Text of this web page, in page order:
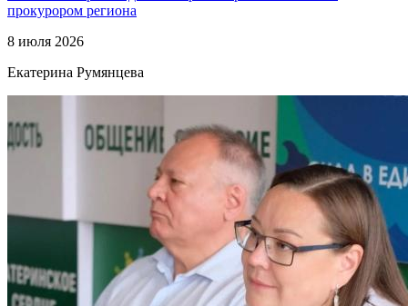
прокурором региона
8 июля 2026
Екатерина Румянцева